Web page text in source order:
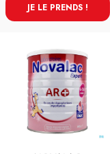
JE LE PRENDS !